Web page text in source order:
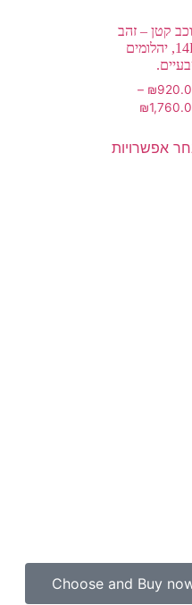
קטן – זהב
14K, יהלומים
₪
–
₪
אפשרויות